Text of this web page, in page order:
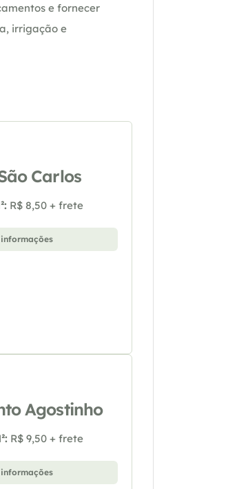
e fornecer
irrigação e
Carlos
R$ 8,50 + frete
Agostinho
R$ 9,50 + frete